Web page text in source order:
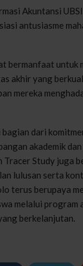
Akuntansi
antusiasme
bermanfaat untuk
akhir yang
mereka
dari
akademik
Tracer Study juga
lulusan serta
terus berupaya
melalui program
berkelanjutan.